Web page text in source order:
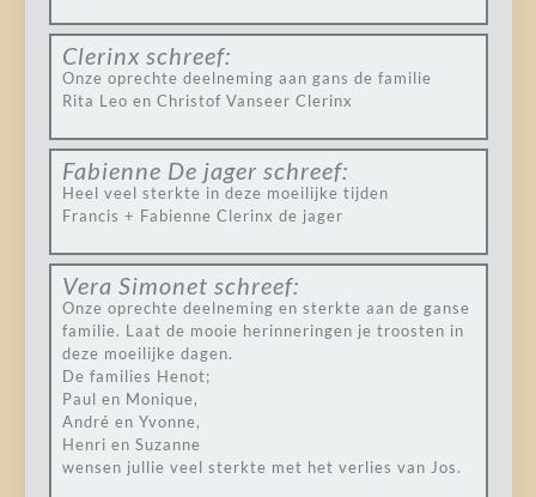
Clerinx schreef:
Onze oprechte deelneming aan gans de familie
Rita Leo en Christof Vanseer Clerinx
Fabienne De jager schreef:
Heel veel sterkte in deze moeilijke tijden
Francis + Fabienne Clerinx de jager
Vera Simonet schreef:
Onze oprechte deelneming en sterkte aan de ganse
familie. Laat de mooie herinneringen je troosten in
deze moeilijke dagen.
De families Henot;
Paul en Monique,
André en Yvonne,
Henri en Suzanne
wensen jullie veel sterkte met het verlies van Jos.